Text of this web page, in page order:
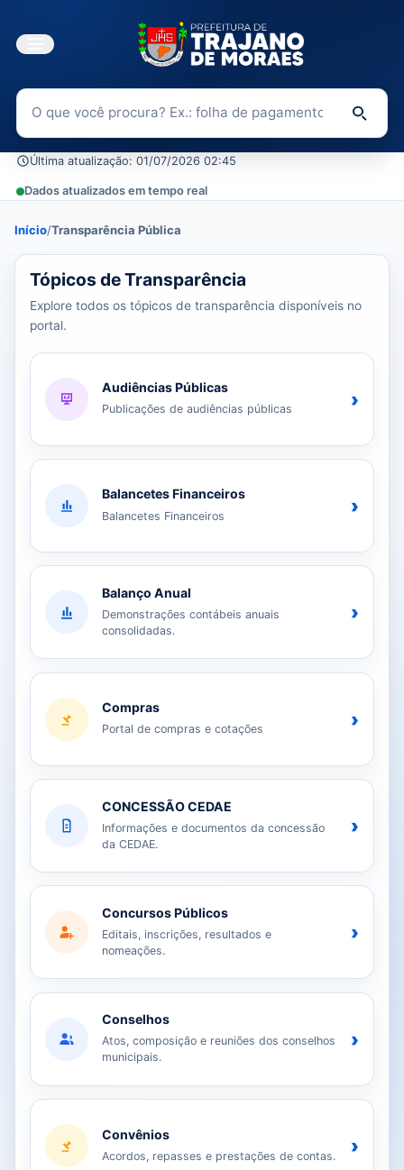
Buscar no Portal da Transparência
Última atualização: 01/07/2026 02:45
Dados atualizados em tempo real
Início/Transparência Pública
37 tópicos carregados do banco de dados.
Tópicos de Transparência
Explore todos os tópicos de transparência disponíveis no
portal.
Audiências Públicas
Publicações de audiências públicas ›
Balancetes Financeiros
Balancetes Financeiros ›
Balanço Anual
Demonstrações contábeis anuais
consolidadas.
›
Compras
Portal de compras e cotações ›
CONCESSÃO CEDAE
Informações e documentos da concessão
da CEDAE.
›
Concursos Públicos
Editais, inscrições, resultados e
nomeações.
›
Conselhos
Atos, composição e reuniões dos conselhos
municipais.
›
Convênios
Acordos, repasses e prestações de contas. ›